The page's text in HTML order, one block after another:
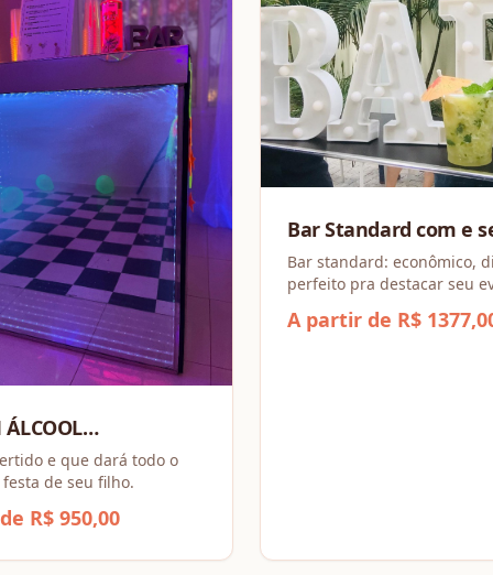
ÁLCOOL
e que dará todo o
de seu filho.
R$ 950,00
Bar Standard com e
álcool
Bar standard: econômico,
perfeito pra destacar seu
A partir de R$